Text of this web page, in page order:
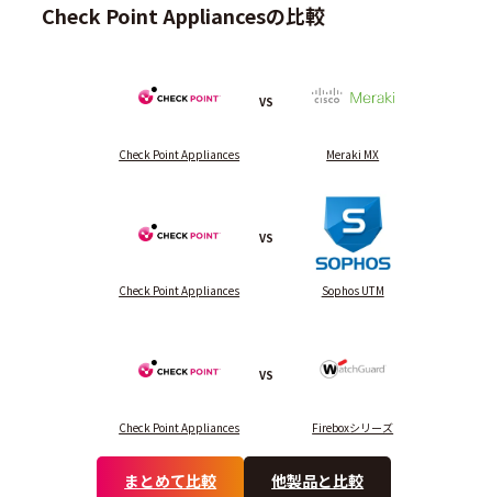
Check Point Appliancesの比較
Check Point Appliances
VS
Meraki MX
Check Point Appliances
VS
Sophos UTM
Check Point Appliances
VS
Fireboxシリーズ
まとめて比較 他製品と比較